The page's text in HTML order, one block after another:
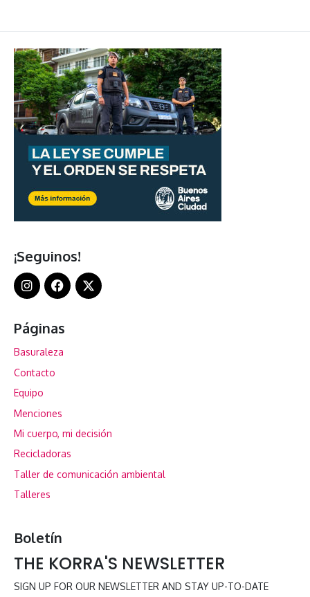
¡Seguinos!
Páginas
Basuraleza
Contacto
Equipo
Menciones
Mi cuerpo, mi decisión
Recicladoras
Taller de comunicación ambiental
Talleres
Boletín
THE KORRA'S NEWSLETTER
SIGN UP FOR OUR NEWSLETTER AND STAY UP-TO-DATE